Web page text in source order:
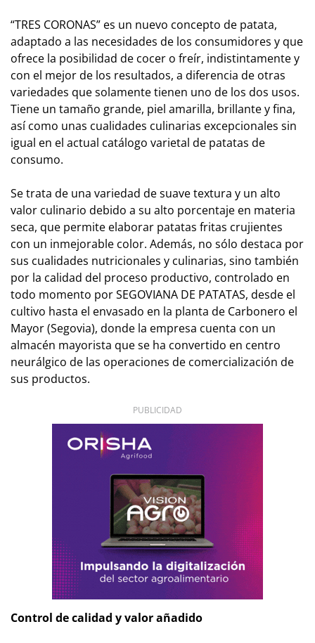
“TRES CORONAS” es un nuevo concepto de patata,
adaptado a las necesidades de los consumidores y que
ofrece la posibilidad de cocer o freír, indistintamente y
con el mejor de los resultados, a diferencia de otras
variedades que solamente tienen uno de los dos usos.
Tiene un tamaño grande, piel amarilla, brillante y fina,
así como unas cualidades culinarias excepcionales sin
igual en el actual catálogo varietal de patatas de
consumo.
Se trata de una variedad de suave textura y un alto
valor culinario debido a su alto porcentaje en materia
seca, que permite elaborar patatas fritas crujientes
con un inmejorable color. Además, no sólo destaca por
sus cualidades nutricionales y culinarias, sino también
por la calidad del proceso productivo, controlado en
todo momento por SEGOVIANA DE PATATAS, desde el
cultivo hasta el envasado en la planta de Carbonero el
Mayor (Segovia), donde la empresa cuenta con un
almacén mayorista que se ha convertido en centro
neurálgico de las operaciones de comercialización de
sus productos.
PUBLICIDAD
Control de calidad y valor añadido